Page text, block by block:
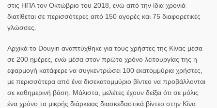
στις ΗΠΑ τον Οκτώβριο του 2018, ενώ από την ίδια χρονιά
διατίθεται σε περισσότερες από 150 αγορές και 75 διαφορετικές
γλώσσες.
Αρχικά το Douyin αναπτύχθηκε για τους χρήστες της Κίνας μέσα
σε 200 ημέρες, ενώ μέσα στον πρώτο χρόνο λειτουργίας της η
εφαρμογή κατάφερε να συγκεντρώσει 100 εκατομμύρια χρήστες,
με περισσότερα από ένα δισεκατομμύριο βίντεο να προβάλλονται
σε καθημερινή βάση. Μάλιστα, μελέτες έχουν δείξει ότι σε μόλις
ένα χρόνο τα μικρής διάρκειας διασκεδαστικά βίντεο στην Κίνα